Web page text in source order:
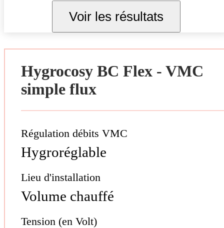
Voir les résultats
Hygrocosy BC Flex - VMC
simple flux
Régulation débits VMC
Hygroréglable
Lieu d'installation
Volume chauffé
Tension (en Volt)